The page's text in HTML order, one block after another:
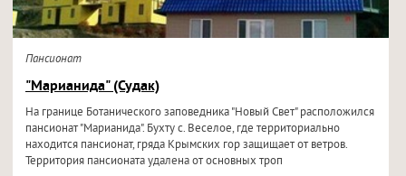
Пансионат
"Марианида" (Судак)
На границе Ботанического заповедника "Новый Свет" расположился
пансионат "Марианида". Бухту с. Веселое, где территориально
находится пансионат, гряда Крымских гор защищает от ветров.
Территория пансионата удалена от основных троп